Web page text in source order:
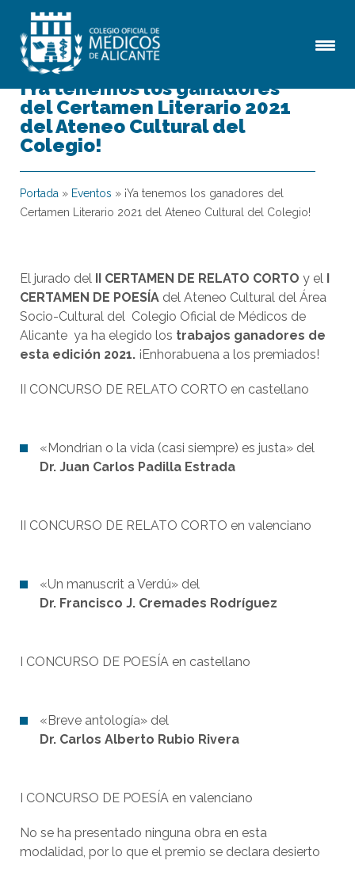
¡Ya tenemos los ganadores
del Certamen Literario 2021
del Ateneo Cultural del
Colegio!
Portada » Eventos » ¡Ya tenemos los ganadores del
Certamen Literario 2021 del Ateneo Cultural del Colegio!
El jurado del II CERTAMEN DE RELATO CORTO y el I
CERTAMEN DE POESÍA del Ateneo Cultural del Área
Socio-Cultural del Colegio Oficial de Médicos de
Alicante ya ha elegido los trabajos ganadores de
esta edición 2021. ¡Enhorabuena a los premiados!
II CONCURSO DE RELATO CORTO en castellano
«Mondrian o la vida (casi siempre) es justa» del
Dr. Juan Carlos Padilla Estrada
II CONCURSO DE RELATO CORTO en valenciano
«Un manuscrit a Verdú» del
Dr. Francisco J. Cremades Rodríguez
I CONCURSO DE POESÍA en castellano
«Breve antología» del
Dr. Carlos Alberto Rubio Rivera
I CONCURSO DE POESÍA en valenciano
No se ha presentado ninguna obra en esta
modalidad, por lo que el premio se declara desierto